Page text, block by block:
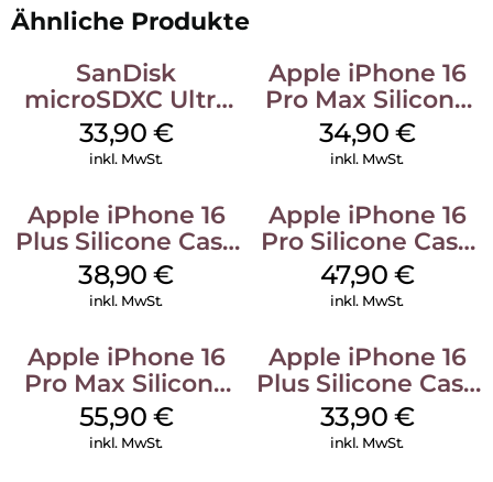
Ähnliche Produkte
SanDisk
microSDXC Ultra
128 GB + Adapter
Mobile
33,90 €
inkl. MwSt.
Apple iPhone 16
Pro Max Silicone
Case MagSafe
Denim
34,90 €
inkl. MwSt.
Apple iPhone 16
Plus Silicone Case
MagSafe Denim
38,90€
inkl. MwSt.
Apple iPhone 16
Pro Silicone Case
MagSafe Denim
47,90 €
inkl. MwSt.
Apple iPhone 16
Pro Max Silicone
Case MagSafe
Stone Gray
55,90 €
inkl. MwSt.
Apple iPhone 16
Plus Silicone Case
MagSafe Lake
Green
33,90 €
inkl. MwSt.